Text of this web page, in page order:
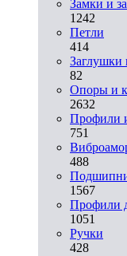
Замки и
1242
Петли
414
Заглушки
82
Опоры и
2632
Профили
751
488
1567
Профили
1051
Ручки
428